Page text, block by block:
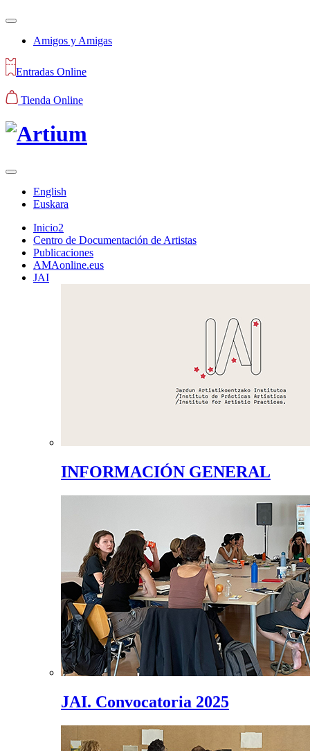
Amigos y Amigas
Entradas Online
Tienda Online
English
Euskara
Inicio2
Centro de Documentación de Artistas
Publicaciones
AMAonline.eus
JAI
INFORMACIÓN GENERAL
JAI. Convocatoria 2025